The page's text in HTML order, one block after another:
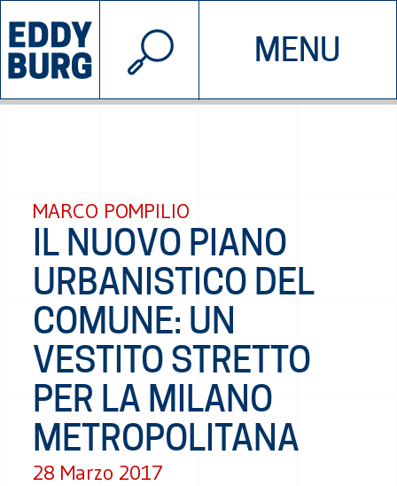
MENU
INIZIATIVE CHI SIAMO
© 2026 EDDYBURG
MARCO POMPILIO
IL NUOVO PIANO
URBANISTICO DEL
COMUNE: UN
VESTITO STRETTO
PER LA MILANO
METROPOLITANA
28 Marzo 2017